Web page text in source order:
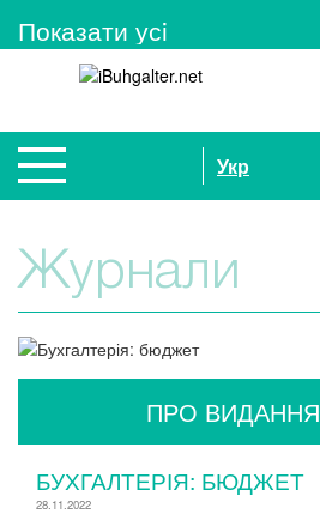
Показати усi
Укр
Журнали
ПРО ВИДАННЯ
БУХГАЛТЕРІЯ: БЮДЖЕТ
28.11.2022